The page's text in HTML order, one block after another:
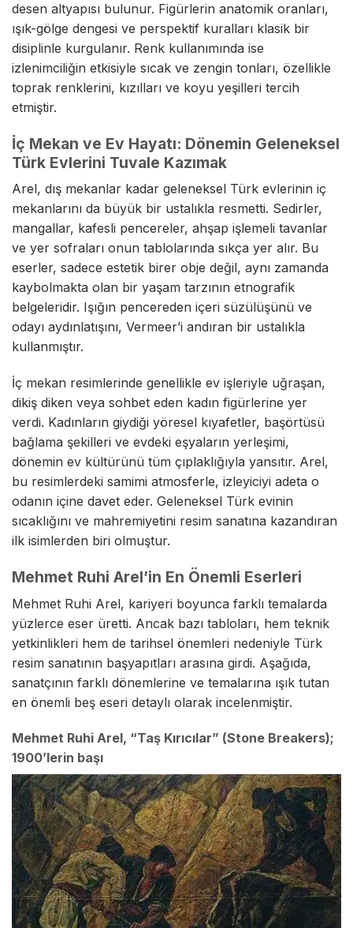
desen altyapısı bulunur. Figürlerin anatomik oranları,
ışık-gölge dengesi ve perspektif kuralları klasik bir
disiplinle kurgulanır. Renk kullanımında ise
izlenimciliğin etkisiyle sıcak ve zengin tonları, özellikle
toprak renklerini, kızılları ve koyu yeşilleri tercih
etmiştir.
İç Mekan ve Ev Hayatı: Dönemin Geleneksel
Türk Evlerini Tuvale Kazımak
Arel, dış mekanlar kadar geleneksel Türk evlerinin iç
mekanlarını da büyük bir ustalıkla resmetti. Sedirler,
mangallar, kafesli pencereler, ahşap işlemeli tavanlar
ve yer sofraları onun tablolarında sıkça yer alır. Bu
eserler, sadece estetik birer obje değil, aynı zamanda
kaybolmakta olan bir yaşam tarzının etnografik
belgeleridir. Işığın pencereden içeri süzülüşünü ve
odayı aydınlatışını, Vermeer’i andıran bir ustalıkla
kullanmıştır.
İç mekan resimlerinde genellikle ev işleriyle uğraşan,
dikiş diken veya sohbet eden kadın figürlerine yer
verdi. Kadınların giydiği yöresel kıyafetler, başörtüsü
bağlama şekilleri ve evdeki eşyaların yerleşimi,
dönemin ev kültürünü tüm çıplaklığıyla yansıtır. Arel,
bu resimlerdeki samimi atmosferle, izleyiciyi adeta o
odanın içine davet eder. Geleneksel Türk evinin
sıcaklığını ve mahremiyetini resim sanatına kazandıran
ilk isimlerden biri olmuştur.
Mehmet Ruhi Arel’in En Önemli Eserleri
Mehmet Ruhi Arel, kariyeri boyunca farklı temalarda
yüzlerce eser üretti. Ancak bazı tabloları, hem teknik
yetkinlikleri hem de tarihsel önemleri nedeniyle Türk
resim sanatının başyapıtları arasına girdi. Aşağıda,
sanatçının farklı dönemlerine ve temalarına ışık tutan
en önemli beş eseri detaylı olarak incelenmiştir.
Mehmet Ruhi Arel, “Taş Kırıcılar” (Stone Breakers);
1900’lerin başı